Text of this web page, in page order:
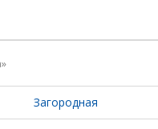
Загородная